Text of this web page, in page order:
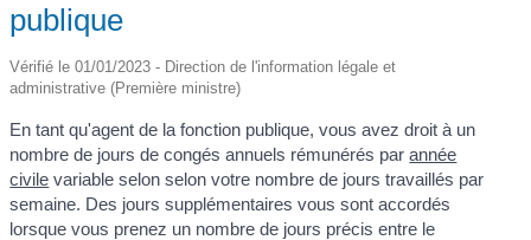
publique
Vérifié le 01/01/2023 - Direction de l'information légale et
administrative (Première ministre)
En tant qu'agent de la fonction publique, vous avez droit à un
nombre de jours de congés annuels rémunérés parannée
civile variable selon selon votre nombre de jours travaillés par
semaine. Des jours supplémentaires vous sont accordés
lorsque vous prenez un nombre de jours précis entre le